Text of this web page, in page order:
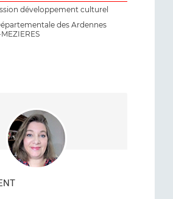
développement culturel
des Ardennes